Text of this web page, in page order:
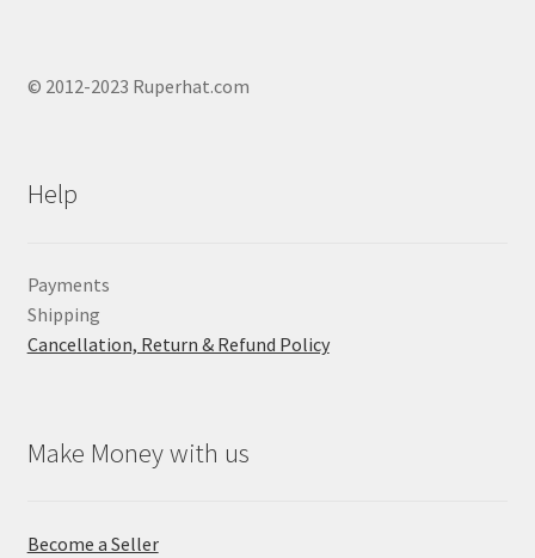
© 2012-2023 Ruperhat.com
Help
Payments
Shipping
Cancellation, Return & Refund Policy
Make Money with us
Become a Seller